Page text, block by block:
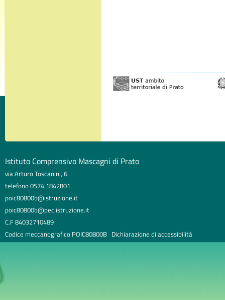
Istituto Comprensivo Mascagni di Prato
via Arturo Toscanini, 6
telefono 0574 1842801
poic80800b@istruzione.it
poic80800b@pec.istruzione.it
C.F 84032710489
Codice meccanografico POIC80800B Dichiarazione di accessibilità